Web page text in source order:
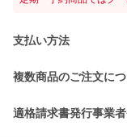
支払い方法
複数商品のご注文に
適格請求書発行事業